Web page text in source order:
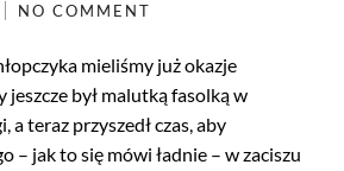
NO COMMENT
mieliśmy już okazje
był malutką fasolką w
a teraz przyszedł czas, aby
– jak to się mówi ładnie – w zaciszu